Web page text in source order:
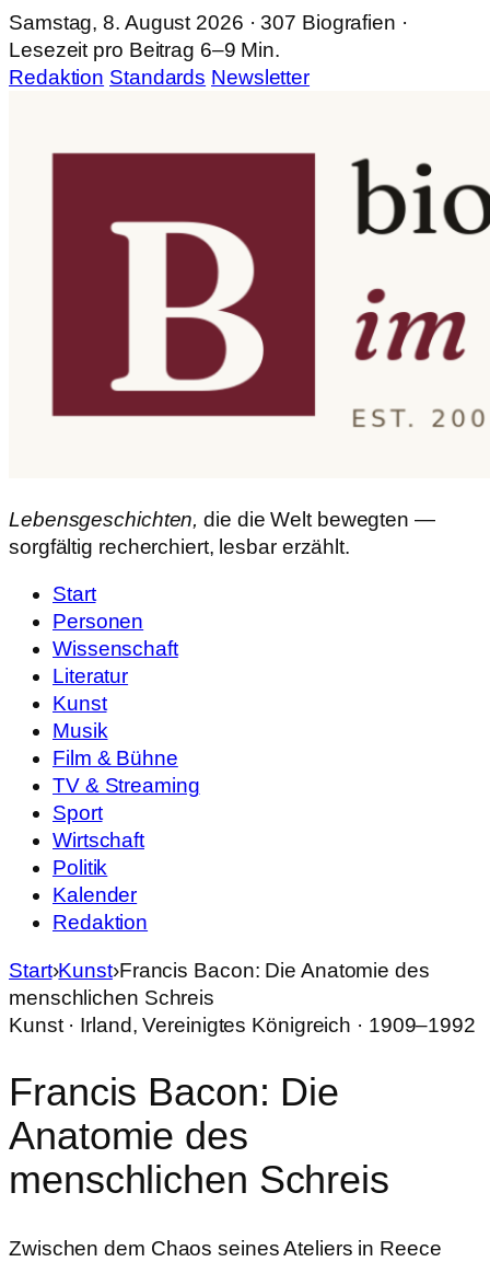
Samstag, 8. August 2026 · 307 Biografien ·
Lesezeit pro Beitrag 6–9 Min.
Redaktion Standards Newsletter
Lebensgeschichten, die die Welt bewegten —
sorgfältig recherchiert, lesbar erzählt.
Start
Personen
Wissenschaft
Literatur
Kunst
Musik
Film & Bühne
TV & Streaming
Sport
Wirtschaft
Politik
Kalender
Redaktion
Start›Kunst›Francis Bacon: Die Anatomie des
menschlichen Schreis
Kunst · Irland, Vereinigtes Königreich · 1909–1992
Francis Bacon: Die
Anatomie des
menschlichen Schreis
Zwischen dem Chaos seines Ateliers in Reece